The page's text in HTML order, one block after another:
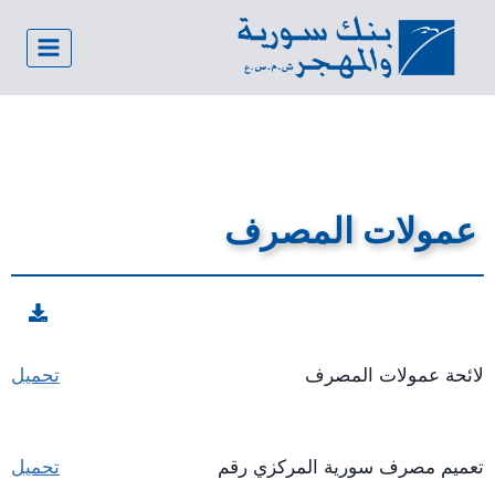
عمولات المصرف
لائحة عمولات المصرف تحميل
تعميم مصرف سورية المركزي رقم
تحميل